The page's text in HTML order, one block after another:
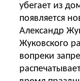
убегает из
появляется
Александр
Жуковского
вопреки